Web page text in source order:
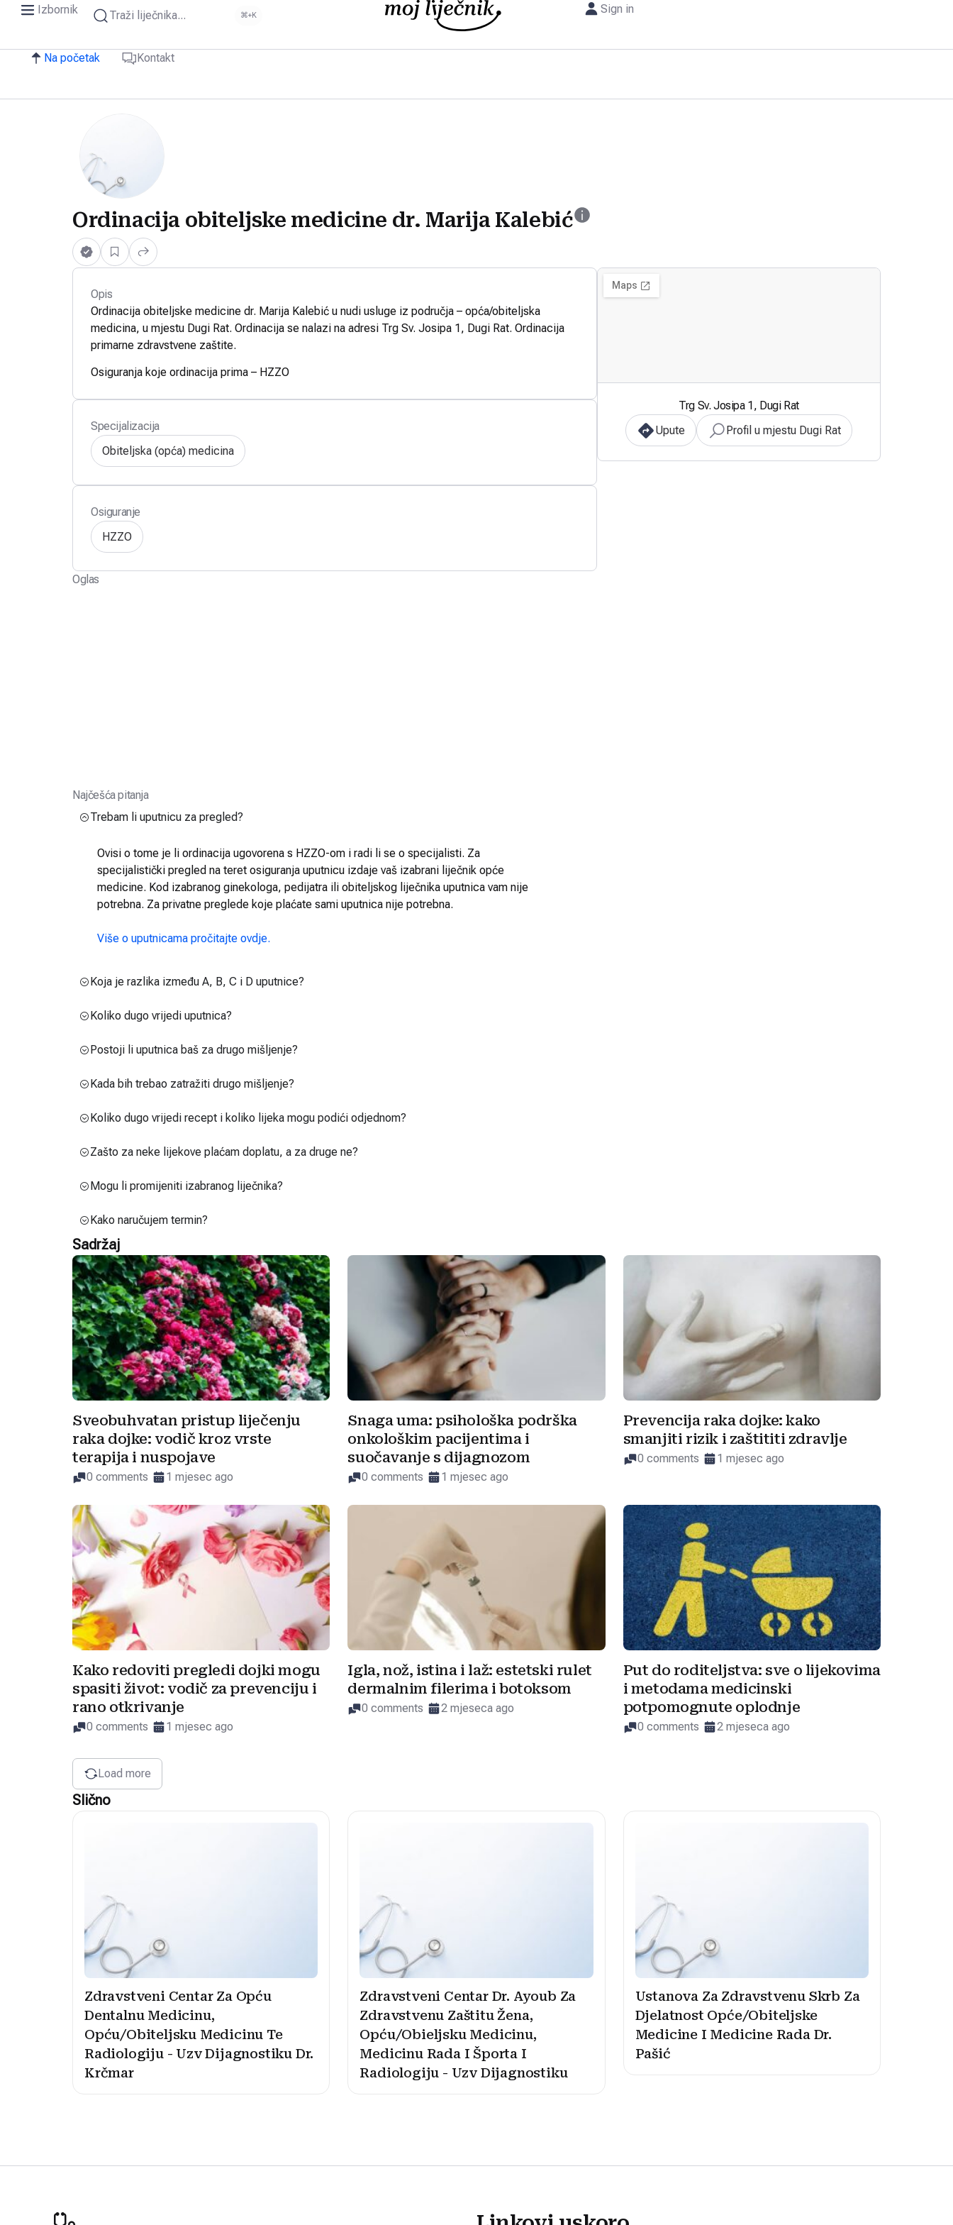
Izbornik Traži liječnika... ⌘+K Sign in
Na početak Kontakt
Ordinacija obiteljske medicine dr. Marija Kalebić
Opis
Ordinacija obiteljske medicine dr. Marija Kalebić u nudi usluge iz područja – opća/obiteljska
medicina, u mjestu Dugi Rat. Ordinacija se nalazi na adresi Trg Sv. Josipa 1, Dugi Rat. Ordinacija
primarne zdravstvene zaštite.
Osiguranja koje ordinacija prima – HZZO
Specijalizacija
Obiteljska (opća) medicina
Osiguranje
HZZO
Oglas
Trg Sv. Josipa 1, Dugi Rat
Upute
Profil u mjestu Dugi Rat
Najčešća pitanja
Trebam li uputnicu za pregled?
Ovisi o tome je li ordinacija ugovorena s HZZO-om i radi li se o specijalisti. Za
specijalistički pregled na teret osiguranja uputnicu izdaje vaš izabrani liječnik opće
medicine. Kod izabranog ginekologa, pedijatra ili obiteljskog liječnika uputnica vam nije
potrebna. Za privatne preglede koje plaćate sami uputnica nije potrebna.
Više o uputnicama pročitajte ovdje.
Koja je razlika između A, B, C i D uputnice?
Koliko dugo vrijedi uputnica?
Postoji li uputnica baš za drugo mišljenje?
Kada bih trebao zatražiti drugo mišljenje?
Koliko dugo vrijedi recept i koliko lijeka mogu podići odjednom?
Zašto za neke lijekove plaćam doplatu, a za druge ne?
Mogu li promijeniti izabranog liječnika?
Kako naručujem termin?
Sadržaj
Sveobuhvatan pristup liječenju
raka dojke: vodič kroz vrste
terapija i nuspojave
0 comments 1 mjesec ago
Snaga uma: psihološka podrška
onkološkim pacijentima i
suočavanje s dijagnozom
0 comments 1 mjesec ago
Prevencija raka dojke: kako
smanjiti rizik i zaštititi zdravlje
0 comments 1 mjesec ago
Kako redoviti pregledi dojki mogu
spasiti život: vodič za prevenciju i
rano otkrivanje
0 comments 1 mjesec ago
Igla, nož, istina i laž: estetski rulet
dermalnim filerima i botoksom
0 comments 2 mjeseca ago
Put do roditeljstva: sve o lijekovima
i metodama medicinski
potpomognute oplodnje
0 comments 2 mjeseca ago
Load more
Slično
Zdravstveni Centar Za Opću
Dentalnu Medicinu,
Opću/Obiteljsku Medicinu Te
Radiologiju - Uzv Dijagnostiku Dr.
Krčmar
Zdravstveni Centar Dr. Ayoub Za
Zdravstvenu Zaštitu Žena,
Opću/Obieljsku Medicinu,
Medicinu Rada I Športa I
Radiologiju - Uzv Dijagnostiku
Ustanova Za Zdravstvenu Skrb Za
Djelatnost Opće/Obiteljske
Medicine I Medicine Rada Dr.
Pašić